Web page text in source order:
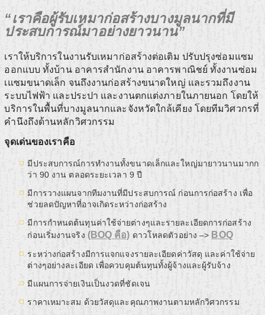
“เราคือผู้รับเหมาก่อสร้างบางมูลนากที่มี
ประสบการณ์มาอย่างยาวนาน”
เราให้บริการในงานรับเหมาก่อสร้างต่อเติม ปรับปรุงซ่อมแซม
ออกแบบ ทั้งบ้าน อาคารสำนักงาน อาคารพาณิชย์ ทั้งงานซ่อม
เแซมขนาดเล็ก จนถึงงานก่อสร้างขนาดใหญ่ และรวมถึงงาน
ระบบไฟฟ้า และประปา และงานตกแต่งภายในภายนอก โดยให้
บริการในพื้นที่บางมูลนากและจังหวัดใกล้เคียง โดยทีมวิศวกรที่
คำนึงถึงด้านหลักวิศวกรรม
จุดเด่นของเราคือ
มีประสบการณ์การทำงานทั้งขนาดเล็กและใหญ่มายาวนานมากก
ว่า 90 งาน ตลอดระยะเวลา 9 ปี
มีการวางแผนจากทีมงานที่มีประสบการณ์ ก่อนการก่อสร้าง เพื่อ
ช่วยลดปัญหาที่อาจเกิดระหว่างก่อสร้าง
มีการกำหนดต้นทุนค่าใช้จ่ายต่างๆและรายละเอียดการก่อสร้าง
ก่อนเริ่มงานจริง (BOQ คือ) ดาวโหลดตัวอย่าง –> BOQ
ระหว่างก่อสร้างมีการแจกแจงรายละเอียดค่าวัสดุ และค่าใช้จ่าย
ต่างๆอย่างละเอียด เพื่อควบคุมต้นทุนทั้งผู้จ้างและผู้รับจ้าง
มีแผนการจ่ายเงินเป็นงวดที่ชัดเจน
ราคาเหมาะสม ด้วยวัสดุและคุณภาพงานตามหลักวิศวกรรม